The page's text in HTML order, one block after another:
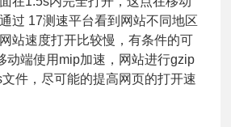
过 17测速平台看到网站不同地区
站速度打开比较慢，有条件的可
动端使用mip加速，网站进行gzip
件，尽可能的提高网页的打开速